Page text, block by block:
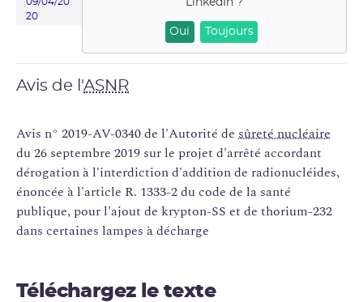
20
Oui Toujours
Avis de l'ASNR
Avis n° 2019-AV-0340 de l'Autorité de sûreté nucléaire
du 26 septembre 2019 sur le projet d'arrêté accordant
dérogation à l'interdiction d'addition de radionucléides,
énoncée à l'article R. 1333-2 du code de la santé
publique, pour l'ajout de krypton-SS et de thorium-232
dans certaines lampes à décharge
Téléchargez le texte